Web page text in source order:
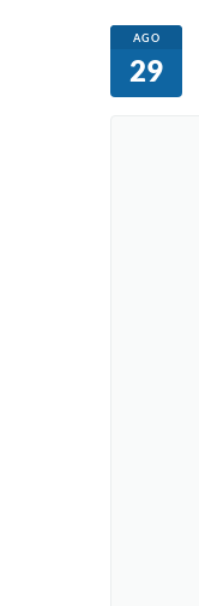
AGO
29